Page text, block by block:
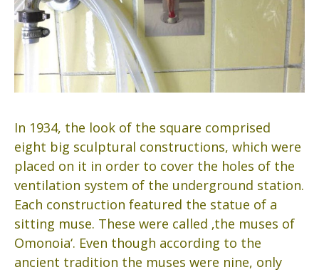
In 1934, the look of the square comprised
eight big sculptural constructions, which were
placed on it in order to cover the holes of the
ventilation system of the underground station.
Each construction featured the statue of a
sitting muse. These were called ‚the muses of
Omonoia‘. Even though according to the
ancient tradition the muses were nine, only